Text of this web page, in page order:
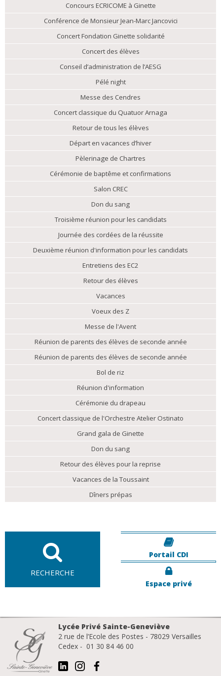
Concours ECRICOME à Ginette
Conférence de Monsieur Jean-Marc Jancovici
Concert Fondation Ginette solidarité
Concert des élèves
Conseil d’administration de l’AESG
Pélé night
Messe des Cendres
Concert classique du Quatuor Arnaga
Retour de tous les élèves
Départ en vacances d’hiver
Pèlerinage de Chartres
Cérémonie de baptême et confirmations
Salon CREC
Don du sang
Troisième réunion pour les candidats
Journée des cordées de la réussite
Deuxième réunion d'information pour les candidats
Entretiens des EC2
Retour des élèves
Vacances
Voeux des Z
Messe de l'Avent
Réunion de parents des élèves de seconde année
Réunion de parents des élèves de seconde année
Bol de riz
Réunion d'information
Cérémonie du drapeau
Concert classique de l'Orchestre Atelier Ostinato
Grand gala de Ginette
Don du sang
Retour des élèves pour la reprise
Vacances de la Toussaint
Dîners prépas
RECHERCHE
Portail CDI
Espace privé
Lycée Privé Sainte-Geneviève
2 rue de l’Ecole des Postes - 78029 Versailles
Cedex - 01 30 84 46 00